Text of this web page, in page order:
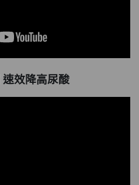
速效降高尿酸